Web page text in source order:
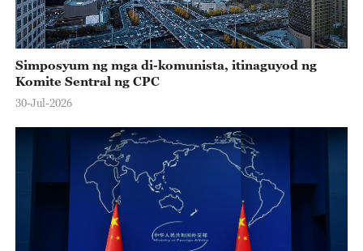
Simposyum ng mga di-komunista, itinaguyod ng
Komite Sentral ng CPC
30-Jul-2026